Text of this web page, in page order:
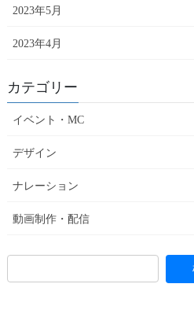
2023年5月
2023年4月
カテゴリー
イベント・MC
デザイン
ナレーション
動画制作・配信